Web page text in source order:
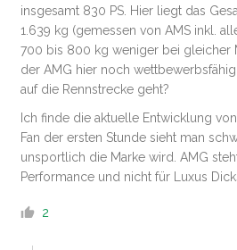
insgesamt 830 PS. Hier liegt das
1.639 kg (gemessen von AMS inkl.
700 bis 800 kg weniger bei gleicher
der AMG hier noch
auf die Rennstrecke geht?
Ich finde die aktuelle Entwicklung
Fan der ersten Stunde sieht man
unsportlich die Marke wird. AMG
Performance und nicht für Luxus
2